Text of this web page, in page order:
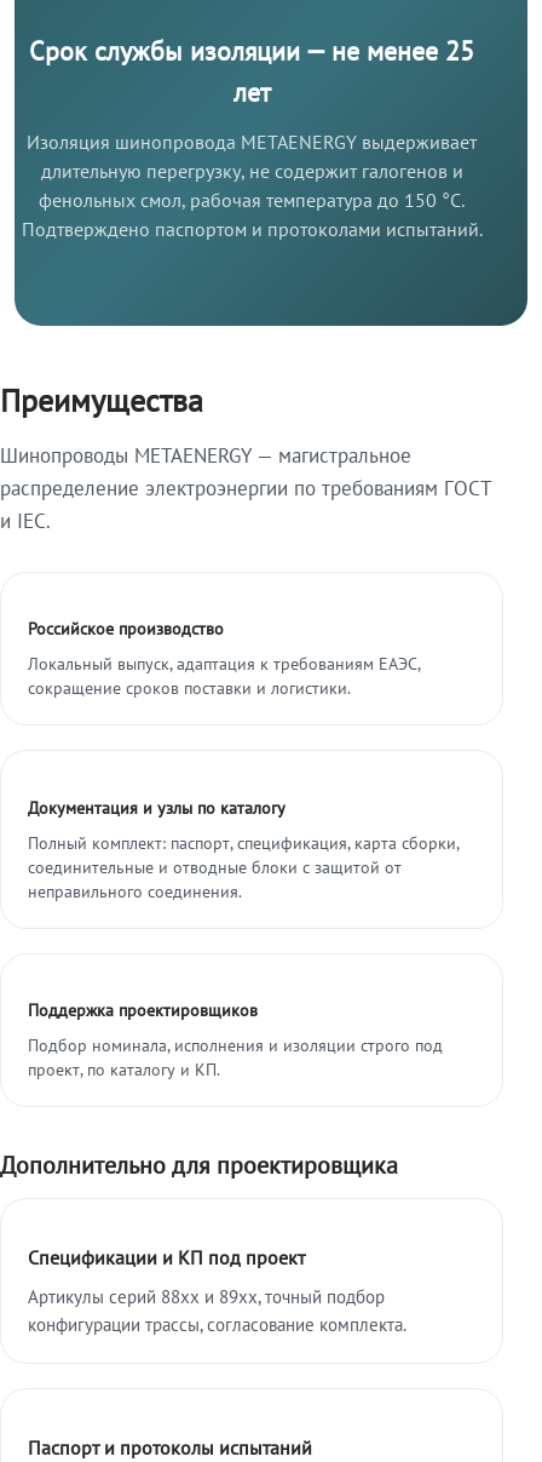
Срок службы изоляции — не менее 25
лет
Изоляция шинопровода METAENERGY выдерживает
длительную перегрузку, не содержит галогенов и
фенольных смол, рабочая температура до 150 °C.
Подтверждено паспортом и протоколами испытаний.
Преимущества
Шинопроводы METAENERGY — магистральное
распределение электроэнергии по требованиям ГОСТ
и IEC.
Российское производство
Локальный выпуск, адаптация к требованиям ЕАЭС,
сокращение сроков поставки и логистики.
Документация и узлы по каталогу
Полный комплект: паспорт, спецификация, карта сборки,
соединительные и отводные блоки с защитой от
неправильного соединения.
Поддержка проектировщиков
Подбор номинала, исполнения и изоляции строго под
проект, по каталогу и КП.
Дополнительно для проектировщика
Спецификации и КП под проект
Артикулы серий 88xx и 89xx, точный подбор
конфигурации трассы, согласование комплекта.
Паспорт и протоколы испытаний